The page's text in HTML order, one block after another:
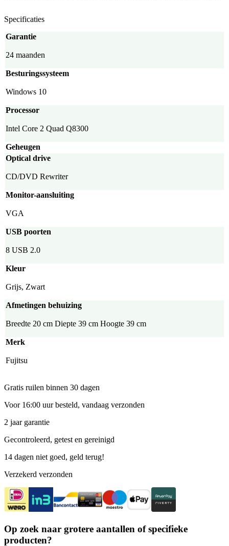
Specificaties
Garantie
24 maanden
Besturingssysteem
Windows 10
Processor
Intel Core 2 Quad Q8300
Geheugen
Optical drive
CD/DVD Rewriter
Monitor-aansluiting
VGA
USB poorten
8 USB 2.0
Kleur
Grijs, Zwart
Afmetingen behuizing
Breedte 20 cm Diepte 39 cm Hoogte 39 cm
Merk
Fujitsu
Gratis ruilen binnen 30 dagen
Voor 16:00 uur besteld, vandaag verzonden
2 jaar garantie
Gecontroleerd, getest en gereinigd
14 dagen niet goed, geld terug!
Verzekerd verzonden
Op zoek naar grotere aantallen of specifieke
producten?